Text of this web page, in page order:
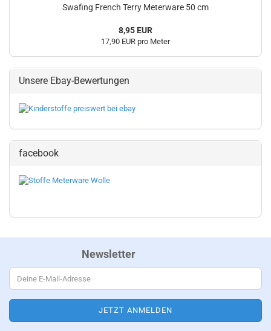
Swafing French Terry Meterware 50 cm
8,95 EUR
17,90 EUR pro Meter
Unsere Ebay-Bewertungen
facebook
Newsletter